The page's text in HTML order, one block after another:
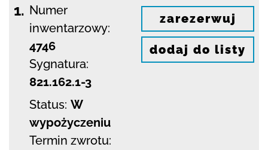
1. Numer
inwentarzowy:
4746
Sygnatura:
821.162.1-3
Status: W
wypożyczeniu
Termin zwrotu:
zarezerwuj
dodaj do listy